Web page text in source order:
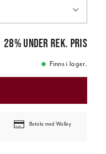
28%under rek. pris
Finns i lager.
Betala med Walley